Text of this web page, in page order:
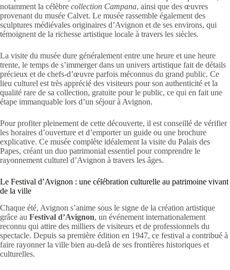
notamment la célèbre collection Campana, ainsi que des œuvres
provenant du musée Calvet. Le musée rassemble également des
sculptures médiévales originaires d’Avignon et de ses environs, qui
témoignent de la richesse artistique locale à travers les siècles.
La visite du musée dure généralement entre une heure et une heure
trente, le temps de s’immerger dans un univers artistique fait de détails
précieux et de chefs-d’œuvre parfois méconnus du grand public. Ce
lieu culturel est très apprécié des visiteurs pour son authenticité et la
qualité rare de sa collection, gratuite pour le public, ce qui en fait une
étape immanquable lors d’un séjour à Avignon.
Pour profiter pleinement de cette découverte, il est conseillé de vérifier
les horaires d’ouverture et d’emporter un guide ou une brochure
explicative. Ce musée complète idéalement la visite du Palais des
Papes, créant un duo patrimonial essentiel pour comprendre le
rayonnement culturel d’Avignon à travers les âges.
Le Festival d’Avignon : une célébration culturelle au patrimoine vivant
de la ville
Chaque été, Avignon s’anime sous le signe de la création artistique
grâce au Festival d’Avignon, un événement internationalement
reconnu qui attire des milliers de visiteurs et de professionnels du
spectacle. Depuis sa première édition en 1947, ce festival a contribué à
faire rayonner la ville bien au-delà de ses frontières historiques et
culturelles.